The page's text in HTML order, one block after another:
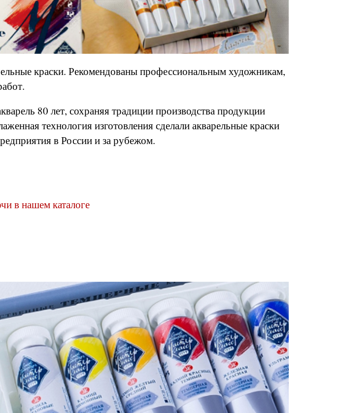
краски. Рекомендованы профессиональным художникам,
80 лет, сохраняя традиции производства продукции
технология изготовления сделали акварельные краски
в России и за рубежом.
в нашем каталоге